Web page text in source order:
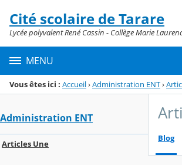
Menu de la rubrique
Contenu
Cité scolaire de Tarare
Lycée polyvalent René Cassin - Collège Marie
MENU
Vous êtes ici : Accueil›Administration ENT›
Administration ENT
Articles Une
Blog